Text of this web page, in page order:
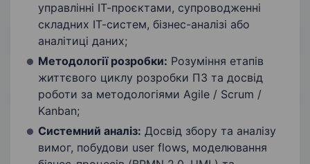
управлінні ІТ-проєктами, супроводженні
складних ІТ-систем, бізнес-аналізі або
аналітиці даних;
Методології розробки: Розуміння етапів
життєвого циклу розробки ПЗ та досвід
роботи за методологіями Agile / Scrum /
Kanban;
Системний аналіз: Досвід збору та аналізу
вимог, побудови user flows, моделювання